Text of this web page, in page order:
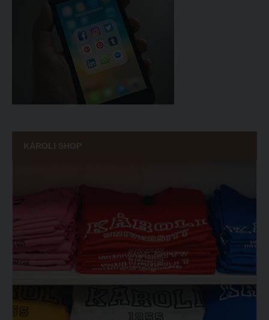
KÁROLI SHOP